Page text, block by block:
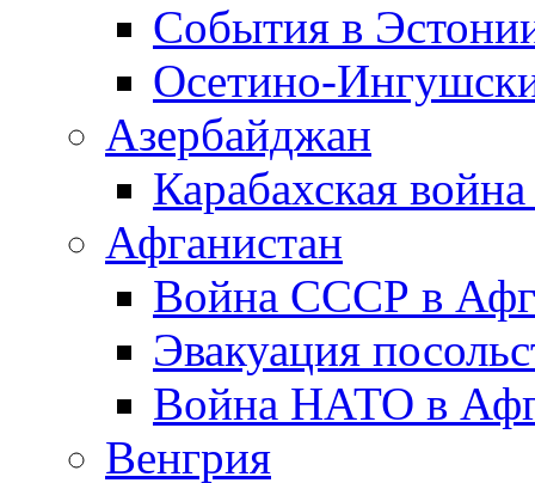
События в
Осетино-
Азербайджан
Карабахская
Афганистан
Война СССР в
Эвакуация
Война НАТО в
Венгрия